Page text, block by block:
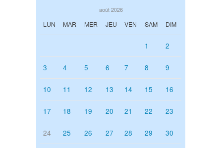
août 2026
LUN MAR MER JEU VEN SAM DIM
1 2
3 4 5 6 7 8 9
10 11 12 13 14 15 16
17 18 19 20 21 22 23
24 25 26 27 28 29 30